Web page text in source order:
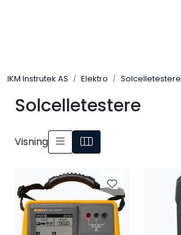
IKM Instrutek AS Elektro Solcelletestere
Solcelletestere
Visning
Elektro
Prosess
Frekvensomformere
Miljø og sikkerhet